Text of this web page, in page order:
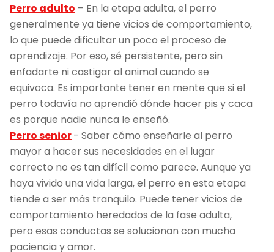
Perro adulto – En la etapa adulta, el perro
generalmente ya tiene vicios de comportamiento,
lo que puede dificultar un poco el proceso de
aprendizaje. Por eso, sé persistente, pero sin
enfadarte ni castigar al animal cuando se
equivoca. Es importante tener en mente que si el
perro todavía no aprendió dónde hacer pis y caca
es porque nadie nunca le enseñó.
Perro senior- Saber cómo enseñarle al perro
mayor a hacer sus necesidades en el lugar
correcto no es tan difícil como parece. Aunque ya
haya vivido una vida larga, el perro en esta etapa
tiende a ser más tranquilo. Puede tener vicios de
comportamiento heredados de la fase adulta,
pero esas conductas se solucionan con mucha
paciencia y amor.